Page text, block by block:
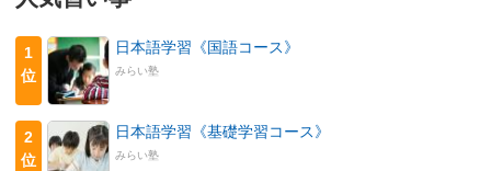
1
位
日本語学習《国語コース》
みらい塾
2
位
日本語学習《基礎学習コース》
みらい塾